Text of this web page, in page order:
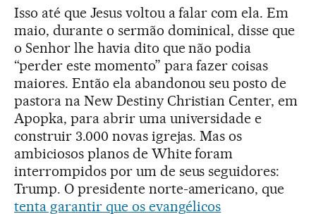
Isso até que Jesus voltou a falar com ela. Em
maio, durante o sermão dominical, disse que
o Senhor lhe havia dito que não podia
“perder este momento” para fazer coisas
maiores. Então ela abandonou seu posto de
pastora na New Destiny Christian Center, em
Apopka, para abrir uma universidade e
construir 3.000 novas igrejas. Mas os
ambiciosos planos de White foram
interrompidos por um de seus seguidores:
Trump. O presidente norte-americano, que
tenta garantir que os evangélicos